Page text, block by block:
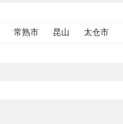
常熟市 昆山 太仓市